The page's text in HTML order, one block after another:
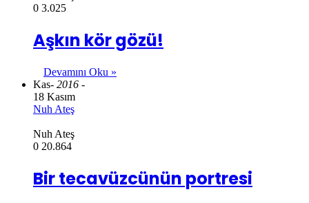
0 3.025
Aşkın kör gözü!
Devamını Oku »
Kas- 2016 -
18 Kasım
Nuh Ateş
Nuh Ateş
0 20.864
Bir tecavüzcünün portresi